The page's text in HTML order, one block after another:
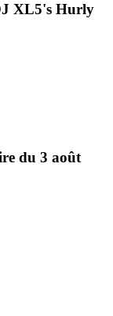
XL5's Hurly
du 3 août